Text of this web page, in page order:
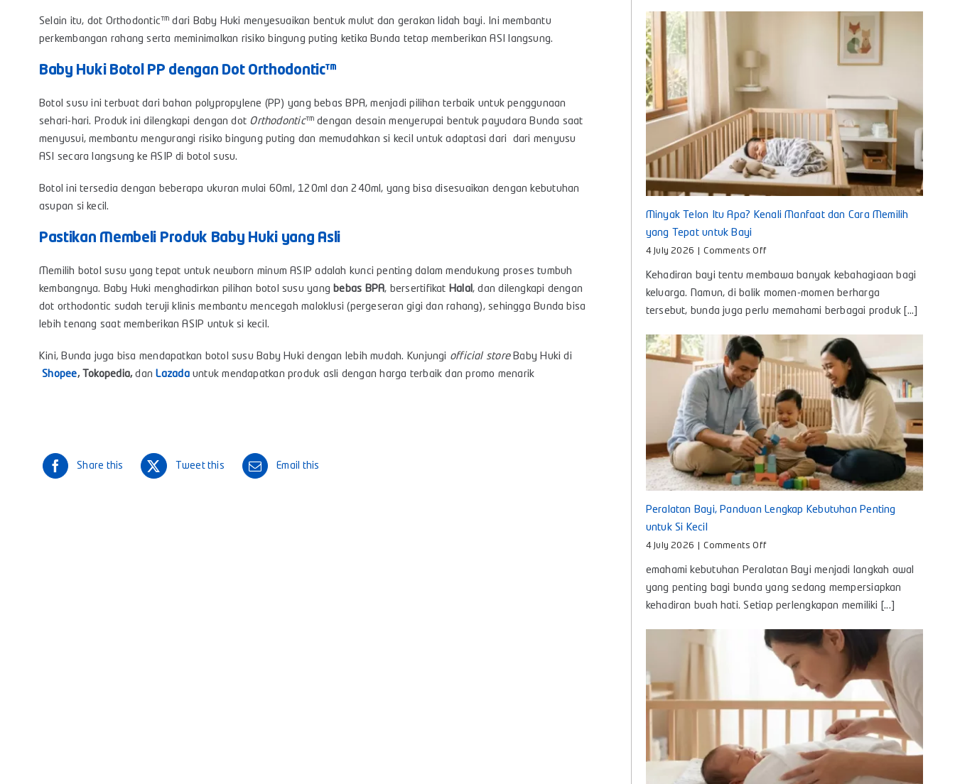
Selain itu, dot Orthodontic™ dari Baby Huki menyesuaikan bentuk mulut dan gerakan lidah bayi. Ini membantu
perkembangan rahang serta meminimalkan risiko bingung puting ketika Bunda tetap memberikan ASI langsung.
Baby Huki Botol PP dengan Dot Orthodontic™
Botol susu ini terbuat dari bahan polypropylene (PP) yang bebas BPA, menjadi pilihan terbaik untuk penggunaan
sehari-hari. Produk ini dilengkapi dengan dot Orthodontic™ dengan desain menyerupai bentuk payudara Bunda saat
menyusui, membantu mengurangi risiko bingung puting dan memudahkan si kecil untuk adaptasi dari dari menyusu
ASI secara langsung ke ASIP di botol susu.
Botol ini tersedia dengan beberapa ukuran mulai 60ml, 120ml dan 240ml, yang bisa disesuaikan dengan kebutuhan
asupan si kecil.
Pastikan Membeli Produk Baby Huki yang Asli
Memilih botol susu yang tepat untuk newborn minum ASIP adalah kunci penting dalam mendukung proses tumbuh
kembangnya. Baby Huki menghadirkan pilihan botol susu yangbebas BPA, bersertifikat Halal, dan dilengkapi dengan
dot orthodontic sudah teruji klinis membantu mencegah maloklusi (pergeseran gigi dan rahang), sehingga Bunda bisa
lebih tenang saat memberikan ASIP untuk si kecil.
Kini, Bunda juga bisa mendapatkan botol susu Baby Huki dengan lebih mudah. Kunjungi official storeBaby Huki di
Shopee,Tokopedia,dan Lazada untuk mendapatkan produk asli dengan harga terbaik dan promo menarik
Share this Tweet this Email this
Minyak Telon Itu Apa? Kenali Manfaat dan Cara Memilih
yang Tepat untuk Bayi
4 July 2026 Comments Offon
Telon
Itu
Cara
Memilih
yang
Tepat
untuk
Bayi
Kehadiran bayi tentu membawa banyak kebahagiaan bagi
keluarga. Namun, di balik momen-momen berharga
tersebut, bunda juga perlu memahami berbagai produk [...]
Peralatan Bayi, Panduan Lengkap Kebutuhan Penting
untuk Si Kecil
4 July 2026 Comments Offon
Bayi,
Panduan
Lengkap
Kebutuhan
untuk
Si
Kecil
emahami kebutuhan Peralatan Bayi menjadi langkah awal
yang penting bagi bunda yang sedang mempersiapkan
kehadiran buah hati. Setiap perlengkapan memiliki [...]